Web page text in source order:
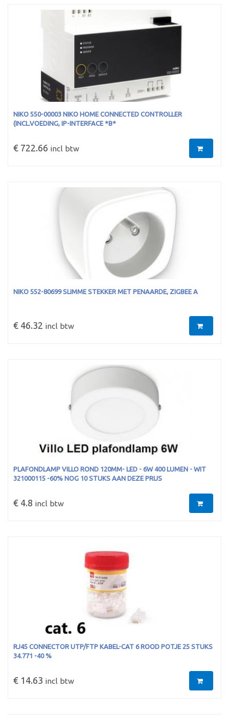
NIKO 550-00003 NIKO HOME CONNECTED CONTROLLER
(INCL.VOEDING, IP-INTERFACE *B*
€ 722.66 incl btw
NIKO 552-80699 SLIMME STEKKER MET PENAARDE, ZIGBEE A
€ 46.32 incl btw
PLAFONDLAMP VILLO ROND 120MM- LED - 6W 400 LUMEN - WIT
321000115 -60% NOG 10 STUKS AAN DEZE PRIJS
€ 4.8 incl btw
RJ45 CONNECTOR UTP/FTP KABEL-CAT 6 ROOD POTJE 25 STUKS
34.771 -40 %
€ 14.63 incl btw